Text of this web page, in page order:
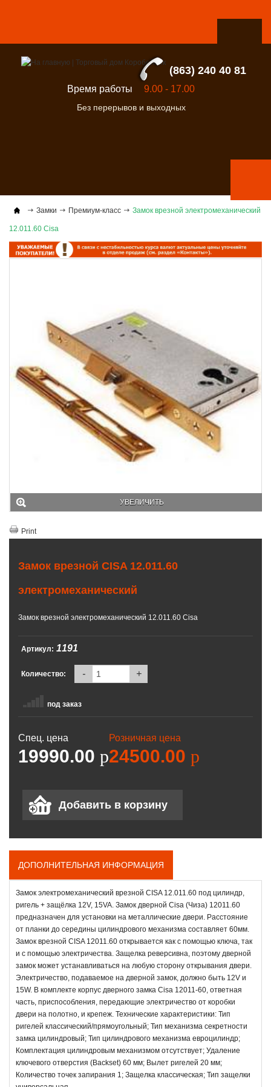
(863) 240 40 81
Время работы 9.00 - 17.00
Без перерывов и выходных
Замки Премиум-класс Замок врезной электромеханический
12.011.60 Cisa
УВЕЛИЧИТЬ
Print
Замок врезной CISA 12.011.60
электромеханический
Замок врезной электромеханический 12.011.60 Cisa
Артикул: 1191
Количество: - +
под заказ
Спец. цена
19990.00 p
Розничная цена
24500.00 p
ДОПОЛНИТЕЛЬНАЯ ИНФОРМАЦИЯ
Замок электромеханический врезной CISA 12.011.60 под цилиндр,
ригель + защёлка 12V, 15VA. Замок дверной Cisa (Чиза) 12011.60
предназначен для установки на металлические двери. Расстояние
от планки до середины цилиндрового механизма составляет 60мм.
Замок врезной CISA 12011.60 открывается как с помощью ключа, так
и с помощью электричества. Защелка реверсивна, поэтому дверной
замок может устанавливаться на любую сторону открывания двери.
Электричество, подаваемое на дверной замок, должно быть 12V и
15W. В комплекте корпус дверного замка Cisa 12011-60, ответная
часть, приспособления, передающие электричество от коробки
двери на полотно, и крепеж. Технические характеристики: Тип
ригелей классический/прямоугольный; Тип механизма секретности
замка цилиндровый; Тип цилиндрового механизма евроцилиндр;
Комплектация цилиндровым механизмом отсутствует; Удаление
ключевого отверстия (Backset) 60 мм; Вылет ригелей 20 мм;
Количество точек запирания 1; Защелка классическая; Тип защелки